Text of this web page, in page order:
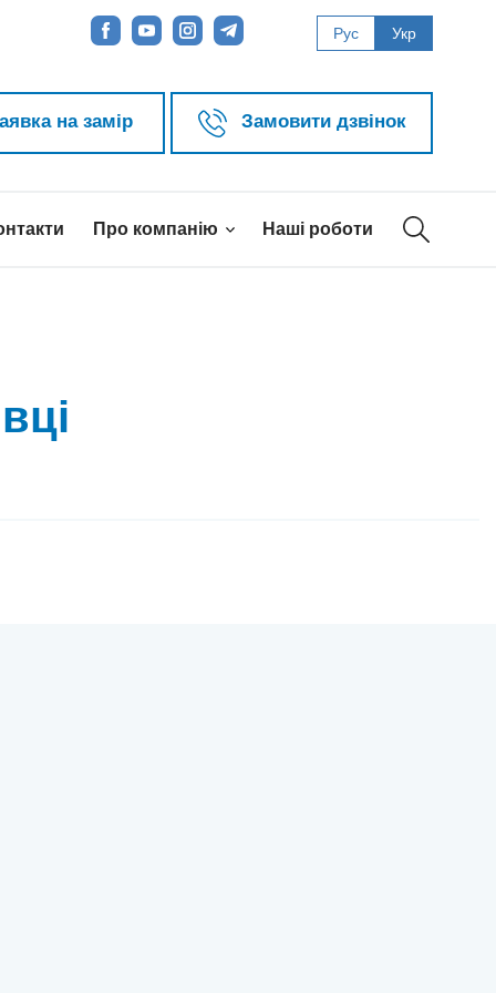
Рус Укр
на замір Замовити дзвінок
Про компанію Наші роботи